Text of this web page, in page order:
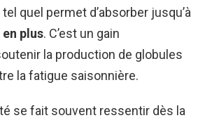
quel permet d’absorber jusqu’à
en plus. C’est un gain
la production de globules
la fatigue saisonnière.
se fait souvent ressentir dès la